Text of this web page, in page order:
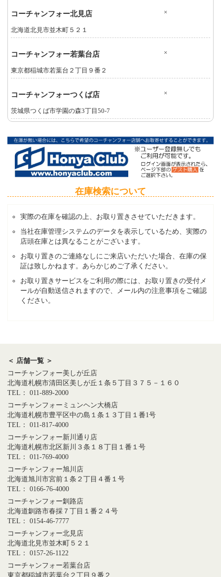
コーチャンフォー北見店 ×
北海道北見市並木町５２１
コーチャンフォー若葉台店 ×
東京都稲城市若葉台２丁目９番２
コーチャンフォーつくば店 ×
茨城県つくば市学園の森3丁目50-7
在庫検索について
実際の在庫を確認の上、お取り置きさせていただきます。
当社在庫管理システムのデータを表示しているため、実際の
店頭在庫とは異なることがございます。
お取り置きのご連絡なしにご来店いただいた場合、在庫の保
証は致しかねます。あらかじめご了承ください。
お取り置きサービスをご利用の際には、お取り置きの受付メ
ールが自動送信されますので、メール内の注意事項をご確認
ください。
＜ 店舗一覧 ＞
コーチャンフォー美しが丘店
北海道札幌市清田区美しが丘１条５丁目３７５－１６０
TEL： 011-889-2000
コーチャンフォーミュンヘン大橋店
北海道札幌市豊平区中の島１条１３丁目１番1号
TEL： 011-817-4000
コーチャンフォー新川通り店
北海道札幌市北区新川３条１８丁目１番１号
TEL： 011-769-4000
コーチャンフォー旭川店
北海道旭川市宮前１条２丁目４番１号
TEL： 0166-76-4000
コーチャンフォー釧路店
北海道釧路市春採７丁目１番２４号
TEL： 0154-46-7777
コーチャンフォー北見店
北海道北見市並木町５２１
TEL： 0157-26-1122
コーチャンフォー若葉台店
東京都稲城市若葉台２丁目９番２